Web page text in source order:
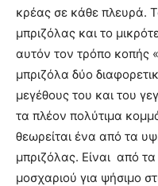
κρέας σε κάθε πλευρά.
μπριζόλας και το
αυτόν τον τρόπο κοπής
μπριζόλα δύο
μεγέθους του και του
τα πλέον πολύτιμα
θεωρείται ένα από τα
μπριζόλας. Είναι από
μοσχαριού για ψήσιμο